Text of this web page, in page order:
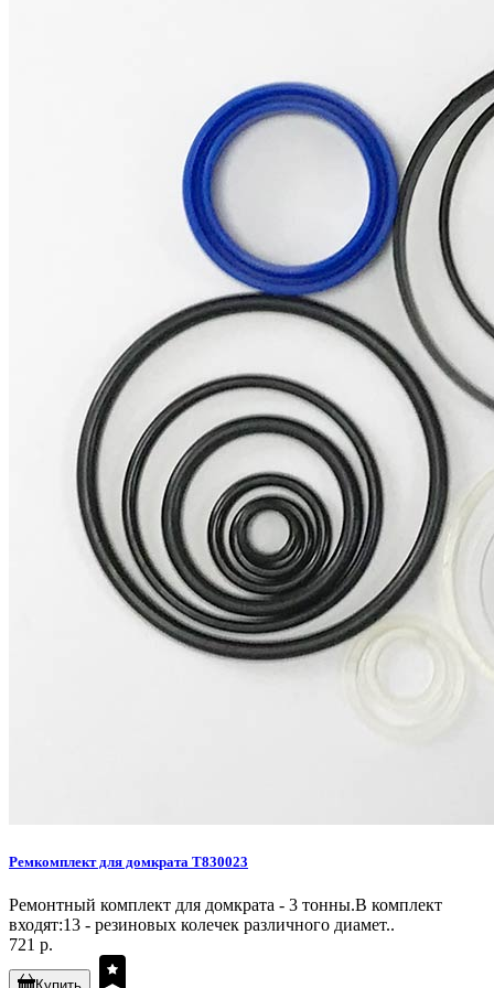
Ремкомплект для домкрата T830023
Ремонтный комплект для домкрата - 3 тонны.В комплект
входят:13 - резиновых колечек различного диамет..
721 р.